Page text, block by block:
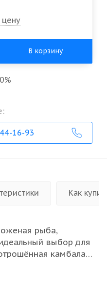
В корзину
16-93
Как
рыба,
выбор для
камбала